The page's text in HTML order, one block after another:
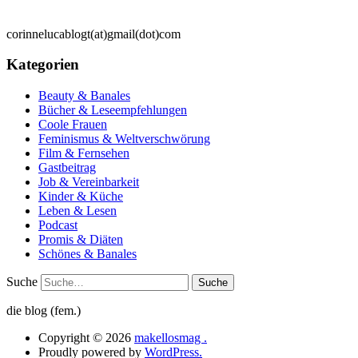
corinnelucablogt(at)gmail(dot)com
Kategorien
Beauty & Banales
Bücher & Leseempfehlungen
Coole Frauen
Feminismus & Weltverschwörung
Film & Fernsehen
Gastbeitrag
Job & Vereinbarkeit
Kinder & Küche
Leben & Lesen
Podcast
Promis & Diäten
Schönes & Banales
Suche
die blog (fem.)
Copyright © 2026 makellosmag .
Proudly powered by WordPress.